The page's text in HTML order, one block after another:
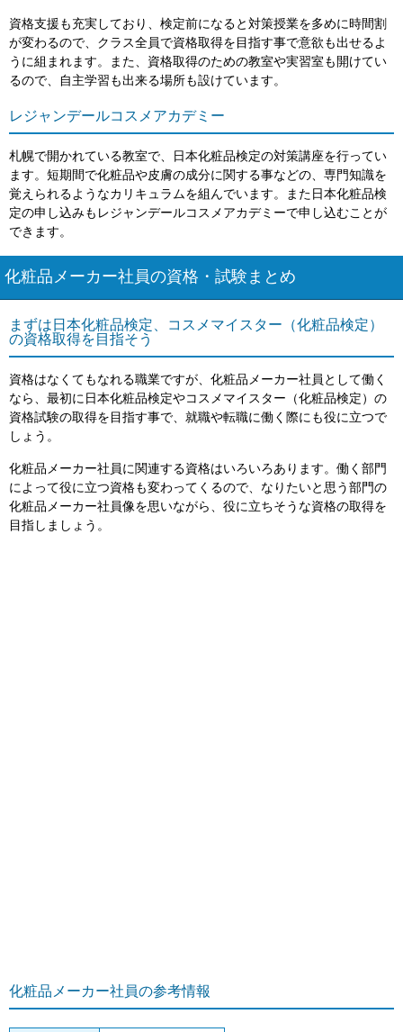
資格支援も充実しており、検定前になると対策授業を多めに時間割
が変わるので、クラス全員で資格取得を目指す事で意欲も出せるよ
うに組まれます。また、資格取得のための教室や実習室も開けてい
るので、自主学習も出来る場所も設けています。
レジャンデールコスメアカデミー
札幌で開かれている教室で、日本化粧品検定の対策講座を行ってい
ます。短期間で化粧品や皮膚の成分に関する事などの、専門知識を
覚えられるようなカリキュラムを組んでいます。また日本化粧品検
定の申し込みもレジャンデールコスメアカデミーで申し込むことが
できます。
化粧品メーカー社員の資格・試験まとめ
まずは日本化粧品検定、コスメマイスター（化粧品検定）
の資格取得を目指そう
資格はなくてもなれる職業ですが、化粧品メーカー社員として働く
なら、最初に日本化粧品検定やコスメマイスター（化粧品検定）の
資格試験の取得を目指す事で、就職や転職に働く際にも役に立つで
しょう。
化粧品メーカー社員に関連する資格はいろいろあります。働く部門
によって役に立つ資格も変わってくるので、なりたいと思う部門の
化粧品メーカー社員像を思いながら、役に立ちそうな資格の取得を
目指しましょう。
化粧品メーカー社員の参考情報